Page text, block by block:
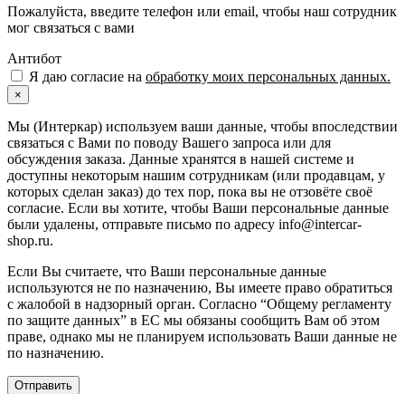
Пожалуйста, введите телефон или email, чтобы наш сотрудник
мог связаться с вами
Антибот
Я даю согласие на обработку моих персональных данных.
×
Мы (Интеркар) используем ваши данные, чтобы впоследствии
связаться с Вами по поводу Вашего запроса или для
обсуждения заказа. Данные хранятся в нашей системе и
доступны некоторым нашим сотрудникам (или продавцам, у
которых сделан заказ) до тех пор, пока вы не отзовёте своё
согласие. Если вы хотите, чтобы Ваши персональные данные
были удалены, отправьте письмо по адресу info@intercar-
shop.ru.
Если Вы считаете, что Ваши персональные данные
используются не по назначению, Вы имеете право обратиться
с жалобой в надзорный орган. Согласно “Общему регламенту
по защите данных” в ЕС мы обязаны сообщить Вам об этом
праве, однако мы не планируем использовать Ваши данные не
по назначению.
Отправить